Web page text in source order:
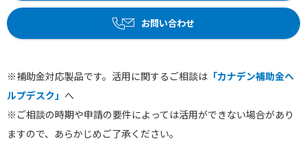
お問い合わせ
※補助金対応製品です。活用に関するご相談は 「カナデン補助金ヘ
ルプデスク」 へ
※ご相談の時期や申請の要件によっては活用ができない場合があり
ますので、あらかじめご了承ください。